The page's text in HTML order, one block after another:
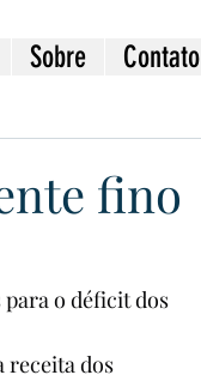
Sobre Contato
fino
para o déficit dos
receita dos